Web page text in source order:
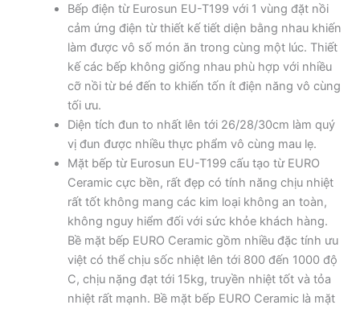
Bếp điện từ Eurosun EU-T199 với 1 vùng đặt nồi
cảm ứng điện từ thiết kế tiết diện bằng nhau khiến
làm được vô số món ăn trong cùng một lúc. Thiết
kế các bếp không giống nhau phù hợp với nhiều
cỡ nồi từ bé đến to khiến tốn ít điện năng vô cùng
tối ưu.
Diện tích đun to nhất lên tới 26/28/30cm làm quý
vị đun được nhiều thực phẩm vô cùng mau lẹ.
Mặt bếp từ Eurosun EU-T199 cấu tạo từ EURO
Ceramic cực bền, rất đẹp có tính năng chịu nhiệt
rất tốt không mang các kim loại không an toàn,
không nguy hiểm đối với sức khỏe khách hàng.
Bề mặt bếp EURO Ceramic gồm nhiều đặc tính ưu
việt có thể chịu sốc nhiệt lên tới 800 đến 1000 độ
C, chịu nặng đạt tới 15kg, truyền nhiệt tốt và tỏa
nhiệt rất mạnh. Bề mặt bếp EURO Ceramic là mặt